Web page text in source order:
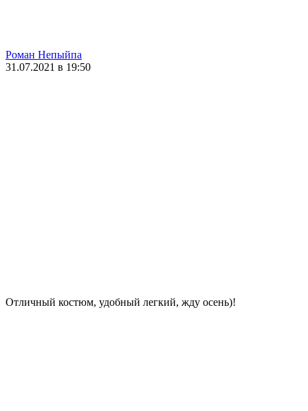
Роман Непыйпа
31.07.2021 в 19:50
Отличный костюм, удобный легкий, жду осень)!